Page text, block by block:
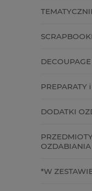
DECOUPAGE
PREPARATY
DODATKI
OZDABIANIA
*W